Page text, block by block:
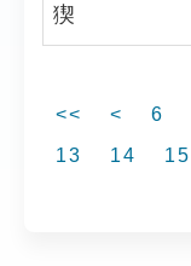
猰
<< < 6
13
14 15